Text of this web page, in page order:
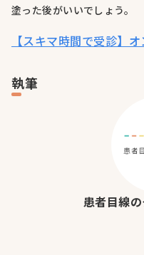
塗った後がいいでしょう。
【スキマ時間で受診】
執筆
患者目線